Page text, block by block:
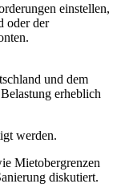
einstellen,
oder der
und dem
erheblich
werden.
Mietobergrenzen
diskutiert.